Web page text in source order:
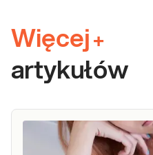
Więcej +
artykułów